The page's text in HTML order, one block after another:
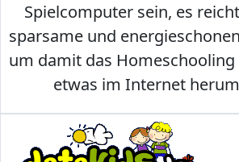
Spielcomputer sein, es
sparsame und
um damit das
etwas im Internet